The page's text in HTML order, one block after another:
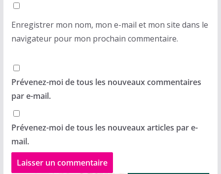
Enregistrer mon nom, mon e-mail et mon site dans le
navigateur pour mon prochain commentaire.
Prévenez-moi de tous les nouveaux commentaires
par e-mail.
Prévenez-moi de tous les nouveaux articles par e-
mail.